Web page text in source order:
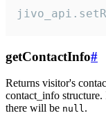
getContactInfo#
Returns visitor's
contact_info
there will be null.